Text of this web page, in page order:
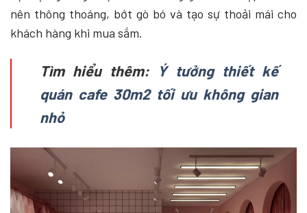
nên thông thoáng, bớt gò bó và tạo sự thoải mái cho
khách hàng khi mua sắm.
Tìm hiểu thêm:
Ý tưởng thiết kế
quán cafe 30m2 tối ưu không gian
nhỏ